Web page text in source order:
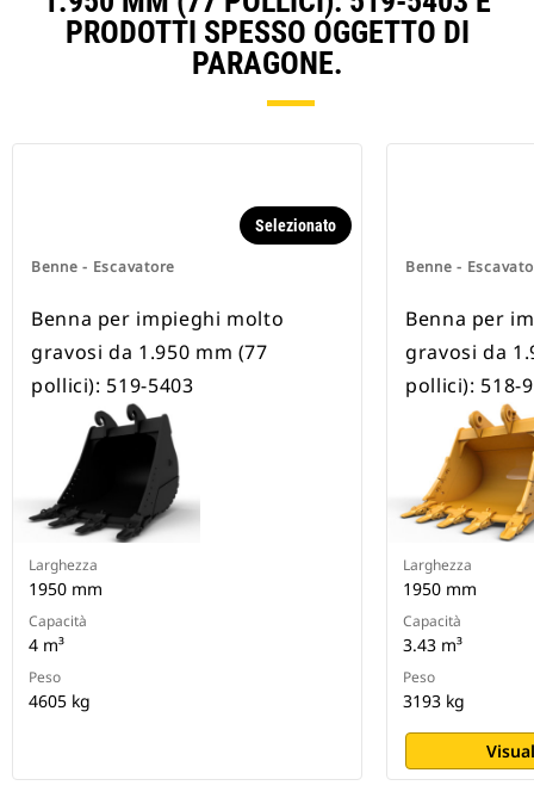
PRODOTTI SPESSO OGGETTO DI
PARAGONE.
Benne - Escavatore
Selezionato
Benna per impieghi molto
gravosi da 1.950 mm (77
pollici): 519-5403
Larghezza
1950 mm
Capacità
4 m³
Peso
4605 kg
Benne -
Benna per
gravosi da
pollici): 518-
Larghezza
1950 mm
Capacità
3.43 m³
Peso
3193 kg